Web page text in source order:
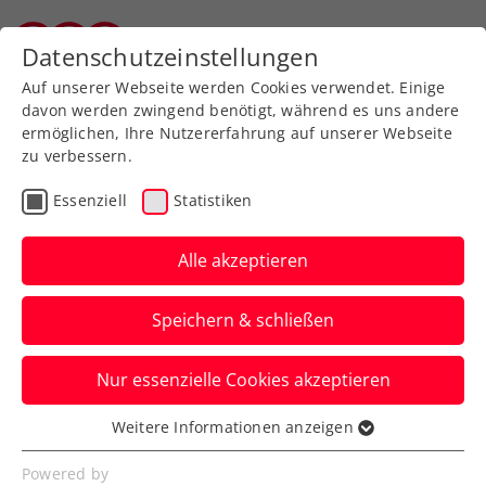
Zurück zur Newsübersicht
ITF Turniere
45. International Spring
Bowl: Behrmann erneut
im Finale gestoppt
Wie letzte Woche in Villach verpasst das
ÖTV-Talent beim ITF-Jugendturnier in St.
Pölten nur knapp den Titel.
Verfasst von: Presseaussendung / Redaktion, 11.05.2025
Datenschutzeinstellungen
Auf unserer Webseite werden Cookies verwendet. Einige
davon werden zwingend benötigt, während es uns andere
ermöglichen, Ihre Nutzererfahrung auf unserer Webseite
zu verbessern.
Essenziell Statistiken
Alle akzeptieren
Speichern & schließen
Nur essenzielle Cookies akzeptieren
Essenziell
Essenzielle Cookies werden für grundlegende
Weitere Informationen anzeigen
Powered by